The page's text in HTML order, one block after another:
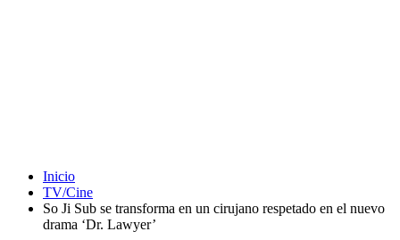
Inicio
TV/Cine
So Ji Sub se transforma en un cirujano respetado en el nuevo
drama ‘Dr. Lawyer’